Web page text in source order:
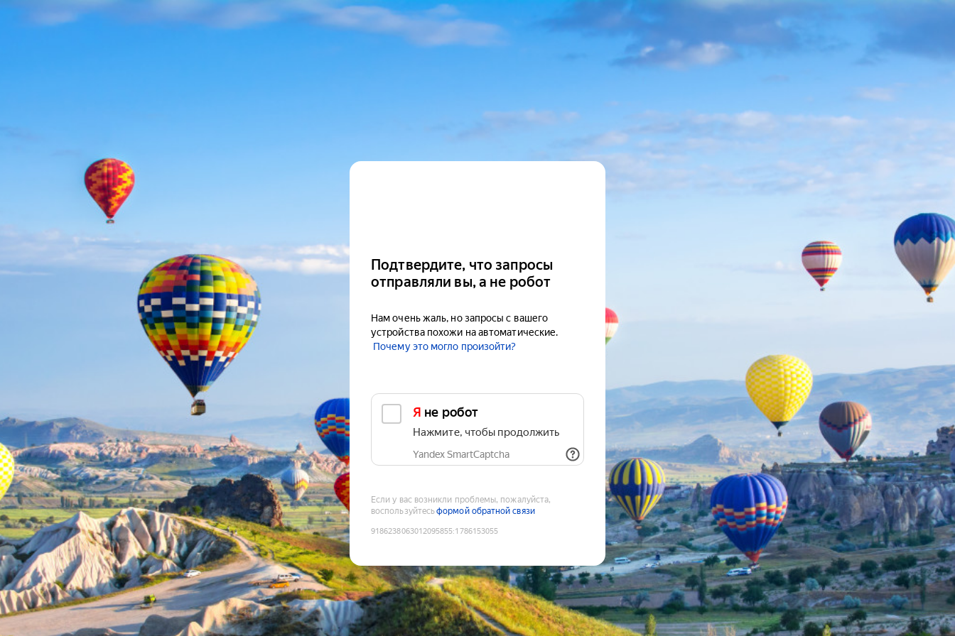
Подтвердите, что запросы
отправляли вы, а не робот
Нам очень жаль, но запросы с вашего
устройства похожи на автоматические.
Почему это могло произойти?
Я не робот
Нажмите, чтобы продолжить
Yandex SmartCaptcha
Если у вас возникли проблемы, пожалуйста,
воспользуйтесьформой обратной связи
9186238063012095855:1786153055